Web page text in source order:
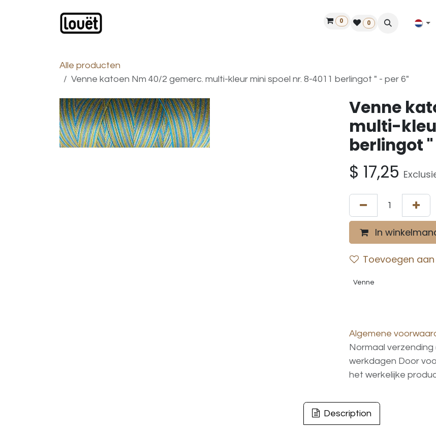
Vind een dealer
0 0
Alle producten
Venne katoen Nm 40/2 gemerc. multi-kleur mini spoel nr. 8-4011 berlingot " - per 6"
Venne
multi-
berlingot
$ 17,25
In
Toevoegen
Venne
Algemene
Normaal verzending
werkdagen Door
het werkelijke
Description